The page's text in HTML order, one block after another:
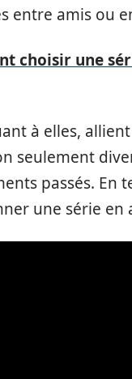
entre amis ou
choisir une
à elles,
seulement
passés.
une série en